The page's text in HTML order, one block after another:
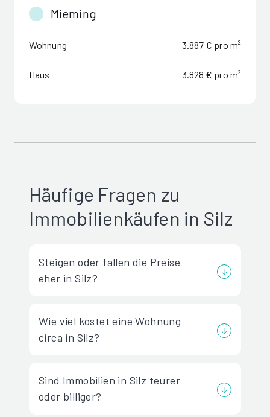
Mieming
Wohnung 3.887 € pro m²
Haus 3.828 € pro m²
Häufige Fragen zu
Immobilienkäufen in Silz
Steigen oder fallen die Preise
eher in Silz?
Wie viel kostet eine Wohnung
circa in Silz?
Sind Immobilien in Silz teurer
oder billiger?